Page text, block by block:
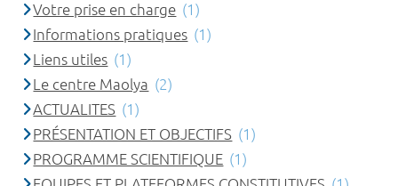
Votre prise en charge (1)
Informations pratiques (1)
Liens utiles (1)
Le centre Maolya (2)
ACTUALITES (1)
PRÉSENTATION ET OBJECTIFS (1)
PROGRAMME SCIENTIFIQUE (1)